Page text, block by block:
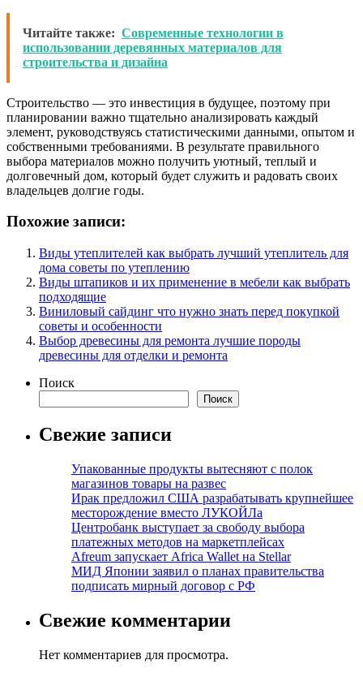
Читайте также: Современные технологии в
использовании деревянных материалов для
строительства и дизайна
Строительство — это инвестиция в будущее, поэтому при
планировании важно тщательно анализировать каждый
элемент, руководствуясь статистическими данными, опытом и
собственными требованиями. В результате правильного
выбора материалов можно получить уютный, теплый и
долговечный дом, который будет служить и радовать своих
владельцев долгие годы.
Похожие записи:
Виды утеплителей как выбрать лучший утеплитель для
дома советы по утеплению
Виды штапиков и их применение в мебели как выбрать
подходящие
Виниловый сайдинг что нужно знать перед покупкой
советы и особенности
Выбор древесины для ремонта лучшие породы
древесины для отделки и ремонта
Поиск
Поиск
Свежие записи
Упакованные продукты вытесняют с полок
магазинов товары на развес
Ирак предложил США разрабатывать крупнейшее
месторождение вместо ЛУКОЙЛа
Центробанк выступает за свободу выбора
платежных методов на маркетплейсах
Afreum запускает Africa Wallet на Stellar
МИД Японии заявил о планах правительства
подписать мирный договор с РФ
Свежие комментарии
Нет комментариев для просмотра.